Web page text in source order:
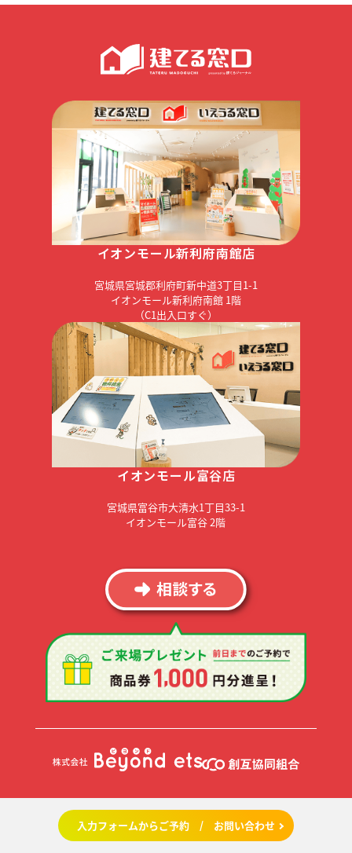
入力フォームからご予約 / お問い合わせ
イオンモール新利府南館店
宮城県宮城郡利府町新中道3丁目1-1
イオンモール新利府南館 1階
（C1出入口すぐ）
イオンモール富谷店
宮城県富谷市大清水1丁目33-1
イオンモール富谷 2階